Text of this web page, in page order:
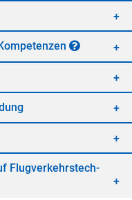
Flug­ver­kehrs­tech­